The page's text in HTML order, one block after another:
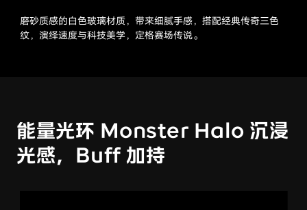
磨砂质感的白色玻璃材质，带来细腻手感，搭配经典传奇三色
纹，演绎速度与科技美学，定格赛场传说。
能量光环 Monster Halo 沉浸
光感，Buff 加持